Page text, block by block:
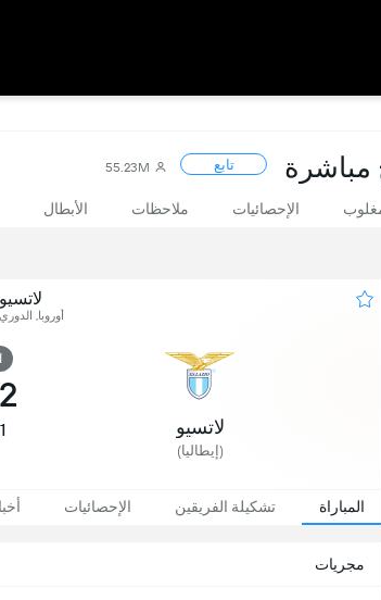
مباشرة تابع 55.23M
الإحصائيات ملاحظات الأبطال
أوروبا,
لاتسيو
(إيطاليا)
2
المباراة تشكيلة الفريقين الإحصائيات
مجريات